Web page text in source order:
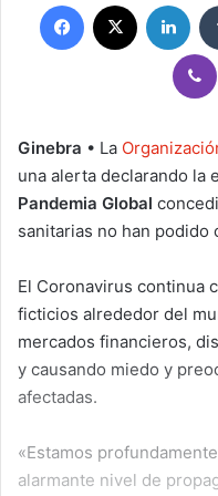
Facebook
Ginebra • La
una alerta declarando la
Pandemia Global
sanitarias no han podido
El Coronavirus continua
ficticios alrededor del
mercados financieros,
y causando miedo y
afectadas.
«Estamos
alarmante nivel de